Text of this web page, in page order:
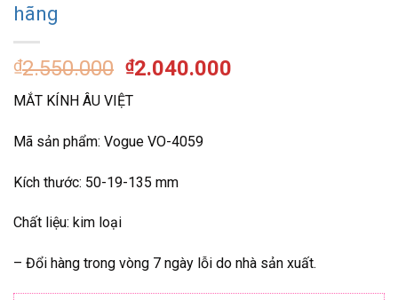
hãng
₫2.550.000 Giá
gốc
là:
₫2.550.000.
₫2.040.000
MẮT KÍNH ÂU VIỆT
Mã sản phẩm: Vogue VO-4059
Kích thước: 50-19-135 mm
Chất liệu: kim loại
– Đổi hàng trong vòng 7 ngày lỗi do nhà sản xuất.